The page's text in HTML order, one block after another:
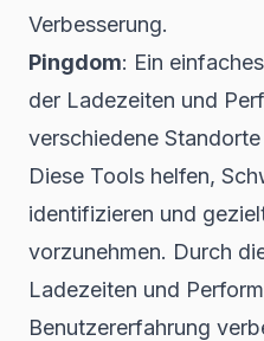
Verbesserung.
Pingdom: Ein
der Ladezeiten und
verschiedene
Diese Tools helfen,
identifizieren und
vorzunehmen. Durch
Ladezeiten und
Benutzererfahrung